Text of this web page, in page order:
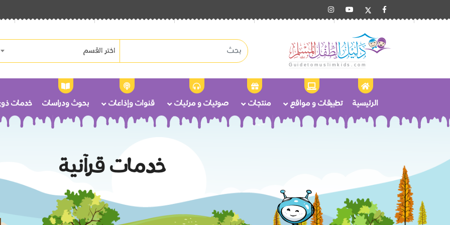
اختر القسم
الرئيسية تطبيقات و مواقع منتجات صوتيات و مرئيات قنوات وإذاعات بحوث ودراسات خدمات
خدمات قرآنية